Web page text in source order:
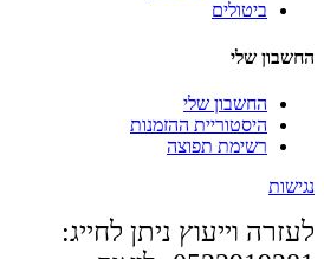
ביטולים
החשבון שלי
החשבון שלי
היסטוריית ההזמנות
רשימת תפוצה
נגישות
לעזרה וייעוץ ניתן לחייג: